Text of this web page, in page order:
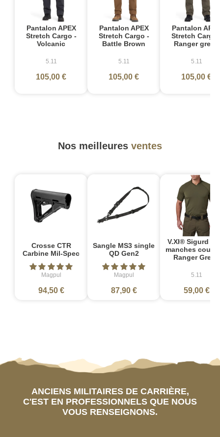
Pantalon APEX
Stretch Cargo -
Volcanic
5.11
105,00 €
Pantalon APEX
Stretch Cargo -
Battle Brown
5.11
105,00 €
Pantalon
Stretch Cargo
Ranger green
5.11
105,00 €
Nos meilleures ventes
Crosse CTR
Carbine Mil-Spec
Magpul
94,50 €
Sangle MS3 single
QD Gen2
Magpul
87,90 €
V.XI® Sigurd
manches
Ranger Green
5.11
59,00 €
ANCIENS MILITAIRES DE CARRIÈRE,
C'EST EN PROFESSIONNELS QUE NOUS
VOUS RENSEIGNONS.